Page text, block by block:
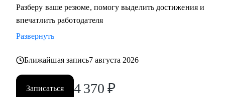
резюме, знаю, как подготовить к переходу в IT и Digital
или управленческую роль;
• Жил 2 года в Финляндии, вернулся в Россию; владею
С чем помогу:
• Составить по-настоящему эффективное резюме;
Разберу ваше резюме, помогу выделить достижения и
впечатлить работодателя
Развернуть
Ближайшая запись7 августа 2026
Записаться 4 370 ₽